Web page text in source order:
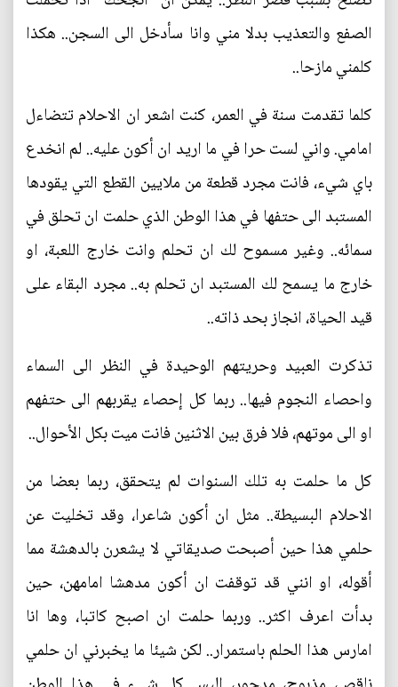
الصفع والتعذيب بدلا مني وانا سأدخل الى السجن.. هكذا
كلمني مازحا..
كلما تقدمت سنة في العمر، كنت اشعر ان الاحلام تتضاءل
امامي. واني لست حرا في ما اريد ان أكون عليه.. لم انخدع
باي شيء، فانت مجرد قطعة من ملايين القطع التي يقودها
المستبد الى حتفها في هذا الوطن الذي حلمت ان تحلق في
سمائه.. وغير مسموح لك ان تحلم وانت خارج اللعبة، او
خارج ما يسمح لك المستبد ان تحلم به.. مجرد البقاء على
قيد الحياة، انجاز بحد ذاته..
تذكرت العبيد وحريتهم الوحيدة في النظر الى السماء
واحصاء النجوم فيها.. ربما كل إحصاء يقربهم الى حتفهم
او الى موتهم، فلا فرق بين الاثنين فانت ميت بكل الأحوال..
كل ما حلمت به تلك السنوات لم يتحقق، ربما بعضا من
الاحلام البسيطة.. مثل ان أكون شاعرا، وقد تخليت عن
حلمي هذا حين أصبحت صديقاتي لا يشعرن بالدهشة مما
أقوله، او انني قد توقفت ان أكون مدهشا امامهن، حين
بدأت اعرف اكثر.. وربما حلمت ان اصبح كاتبا، وها انا
امارس هذا الحلم باستمرار.. لكن شيئا ما يخبرني ان حلمي